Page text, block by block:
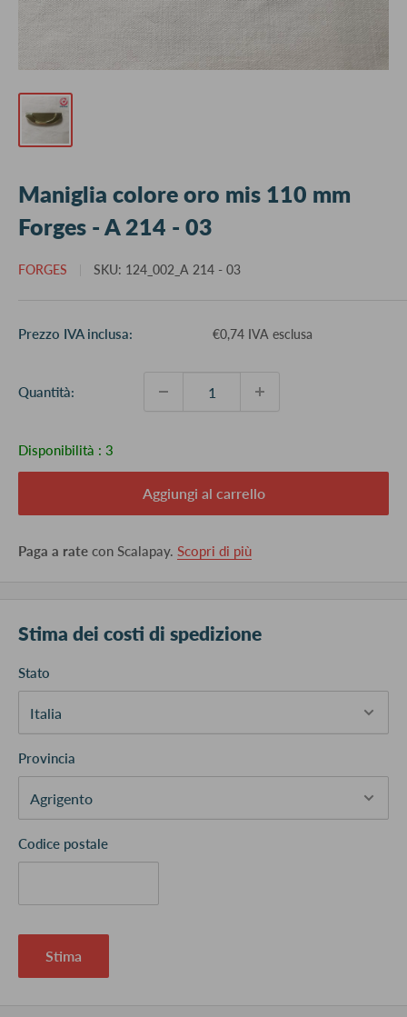
Maniglia colore oro mis 110 mm
Forges - A 214 - 03
FORGES SKU: 124_002_A 214 - 03
Prezzo IVA inclusa: €0,74 IVA esclusa
Quantità:
Disponibilità : 3
Aggiungi al carrello
Paga a rate con Scalapay. Scopri di più
Stima dei costi di spedizione
Stato
Provincia
Codice postale
Stima